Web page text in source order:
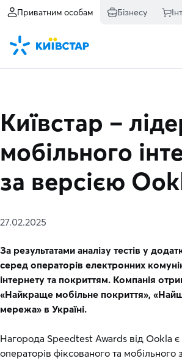
Приватним особам Бізнесу
Київстар –
мобільного
за версією
27.02.2025
За результатами аналізу тестів у
серед операторів електронних
інтернету та покриттям. Компанія
«Найкраще мобільне покриття»,
мережа» в Україні.
Нагорода Speedtest Awards від Ookla
операторів фіксованого та